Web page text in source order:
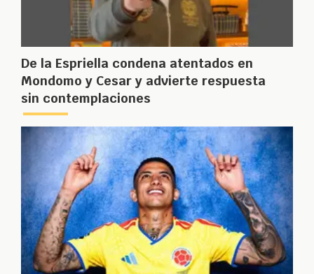
De la Espriella condena atentados en
Mondomo y Cesar y advierte respuesta
sin contemplaciones